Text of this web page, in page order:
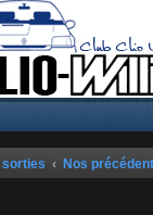
sorties Nos